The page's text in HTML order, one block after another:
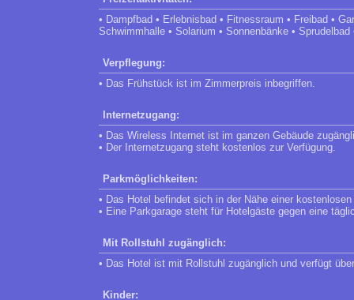
• Dampfbad • Erlebnisbad • Fitnessraum • Freibad •
Schwimmhalle • Solarium • Sonnenbänke •
Verpflegung:
• Das Frühstück ist im Zimmerpreis inbegriffen.
Internetzugang:
• Das Wireless Internet ist im ganzen Gebäude
• Der Internetzugang steht kostenlos zur Verfügung.
Parkmöglichkeiten:
• Das Hotel befindet sich in der Nähe einer
• Eine Parkgarage steht für Hotelgäste gegen eine
Mit Rollstuhl zugänglich:
• Das Hotel ist mit Rollstuhl zugänglich und verfügt
Kinder: